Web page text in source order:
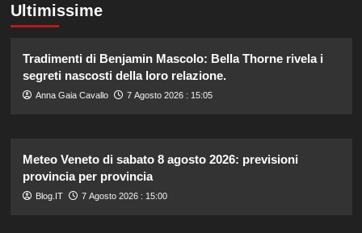
Ultimissime
Tradimenti di Benjamin Mascolo: Bella Thorne rivela i
segreti nascosti della loro relazione.
Anna Gaia Cavallo 7 Agosto 2026 : 15:05
Meteo Veneto di sabato 8 agosto 2026: previsioni
provincia per provincia
Blog.IT 7 Agosto 2026 : 15:00